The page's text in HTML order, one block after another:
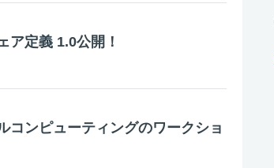
ア定義 1.0公開！
コンピューティングのワークショ